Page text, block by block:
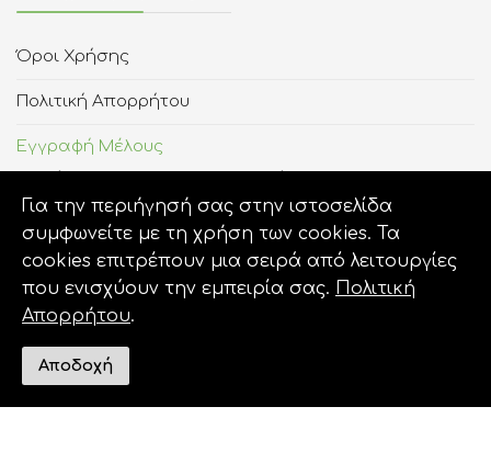
Όροι Χρήσης
Πολιτική Απορρήτου
Εγγραφή Μέλους
Σχετικοί Σύνδεσμοι
Για την περιήγησή σας στην ιστοσελίδα
συμφωνείτε με τη χρήση των cookies. Τα
cookies επιτρέπουν μια σειρά από λειτουργίες
που ενισχύουν την εμπειρία σας. Πολιτική
Απορρήτου.
Αποδοχή